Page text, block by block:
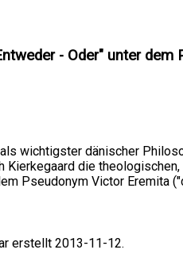
- Oder" unter dem
wichtigster dänischer
die
Pseudonym Victor Eremita
erstellt 2013-11-12.